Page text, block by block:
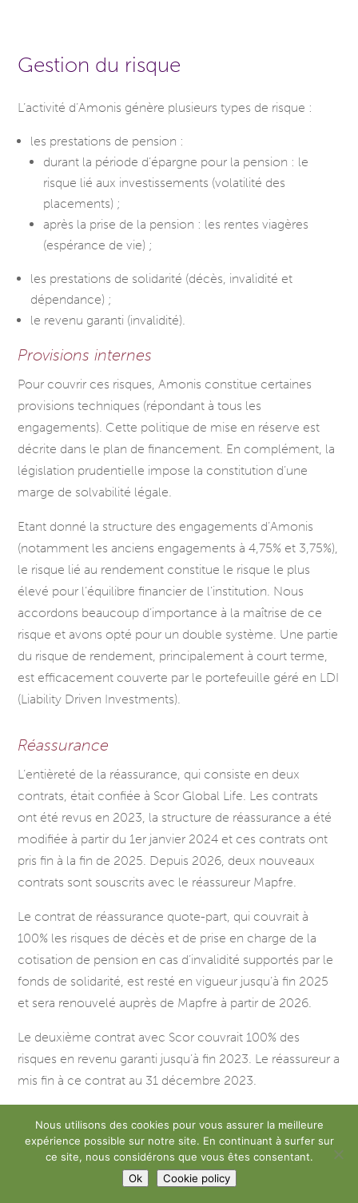
Gestion du risque
L’activité d’Amonis génère plusieurs types de risque :
les prestations de pension :
durant la période d’épargne pour la pension : le
risque lié aux investissements (volatilité des
placements) ;
après la prise de la pension : les rentes viagères
(espérance de vie) ;
les prestations de solidarité (décès, invalidité et
dépendance) ;
le revenu garanti (invalidité).
Provisions internes
Pour couvrir ces risques, Amonis constitue certaines
provisions techniques (répondant à tous les
engagements). Cette politique de mise en réserve est
décrite dans le plan de financement. En complément, la
législation prudentielle impose la constitution d’une
marge de solvabilité légale.
Etant donné la structure des engagements d’Amonis
(notamment les anciens engagements à 4,75% et 3,75%),
le risque lié au rendement constitue le risque le plus
élevé pour l’équilibre financier de l’institution. Nous
accordons beaucoup d’importance à la maîtrise de ce
risque et avons opté pour un double système. Une partie
du risque de rendement, principalement à court terme,
est efficacement couverte par le portefeuille géré en LDI
(Liability Driven Investments).
Réassurance
L’entièreté de la réassurance, qui consiste en deux
contrats, était confiée à Scor Global Life. Les contrats
ont été revus en 2023, la structure de réassurance a été
modifiée à partir du 1er janvier 2024 et ces contrats ont
pris fin à la fin de 2025. Depuis 2026, deux nouveaux
contrats sont souscrits avec le réassureur Mapfre.
Le contrat de réassurance quote-part, qui couvrait à
100% les risques de décès et de prise en charge de la
cotisation de pension en cas d’invalidité supportés par le
fonds de solidarité, est resté en vigueur jusqu’à fin 2025
et sera renouvelé auprès de Mapfre à partir de 2026.
Le deuxième contrat avec Scor couvrait 100% des
risques en revenu garanti jusqu’à fin 2023. Le réassureur a
mis fin à ce contrat au 31 décembre 2023.
fortement influencé le coût de ce type de couverture. La
tarification de la réassurance était, par conséquent,
devenue assez coûteuse. Durant l’année 2025, nous
Nous utilisons des cookies pour vous assurer la meilleure
expérience possible sur notre site. En continuant à surfer sur
ce site, nous considérons que vous êtes consentant.
Ok
Cookie policy